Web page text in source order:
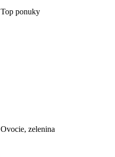
Top ponuky
Ovocie, zelenina